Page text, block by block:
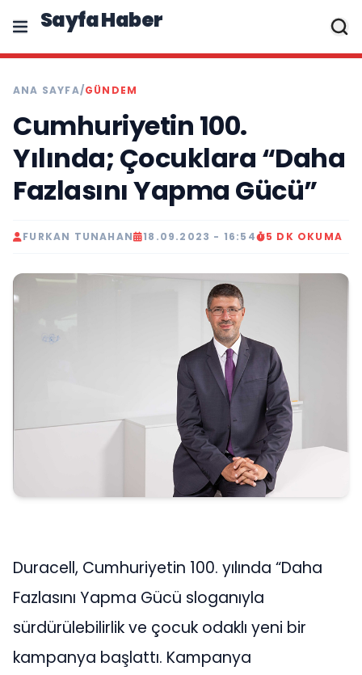
Sayfa Haber
ANA SAYFA/GÜNDEM
Cumhuriyetin 100.
Yılında; Çocuklara “Daha
Fazlasını Yapma Gücü”
FURKAN TUNAHAN 18.09.2023 - 16:54 5 DK OKUMA
Duracell, Cumhuriyetin 100. yılında “Daha
Fazlasını Yapma Gücü sloganıyla
sürdürülebilirlik ve çocuk odaklı yeni bir
kampanya başlattı. Kampanya